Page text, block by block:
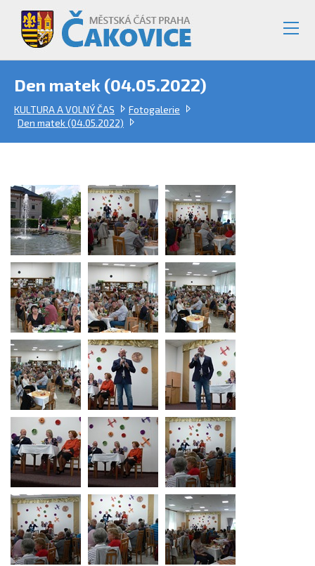
Den matek (04.05.2022)
KULTURA A VOLNÝ ČAS
Fotogalerie
Den matek (04.05.2022)